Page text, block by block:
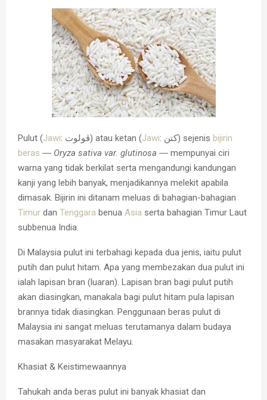
Pulut (Jawi : ‏ڤولوت‎‎) atau ketan (Jawi : ‏کتن‎‎) sejenis bijirin
beras ― Oryza sativa var. glutinosa ― mempunyai ciri
warna yang tidak berkilat serta mengandungi kandungan
kanji yang lebih banyak, menjadikannya melekit apabila
dimasak. Bijirin ini ditanam meluas di bahagian-bahagian
Timur dan Tenggara benua Asia serta bahagian Timur Laut
subbenua India.
Di Malaysia pulut ini terbahagi kepada dua jenis, iaitu pulut
putih dan pulut hitam. Apa yang membezakan dua pulut ini
ialah lapisan bran (luaran). Lapisan bran bagi pulut putih
akan diasingkan, manakala bagi pulut hitam pula lapisan
brannya tidak diasingkan. Penggunaan beras pulut di
Malaysia ini sangat meluas terutamanya dalam budaya
masakan masyarakat Melayu.
Khasiat & Keistimewaannya
Tahukah anda beras pulut ini banyak khasiat dan